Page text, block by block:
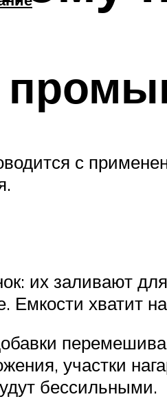
с
их заливают
Емкости хватит
участки
бессильными.